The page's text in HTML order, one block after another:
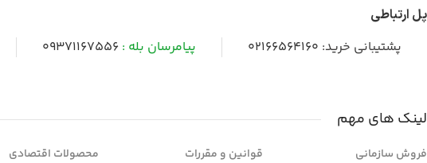
پل ارتباطی
پشتیبانی خرید: 02166564160 پیامرسان بله : 09371167556
لینک های مهم
فروش سازمانی قوانین و مقررات محصولات اقتصادی